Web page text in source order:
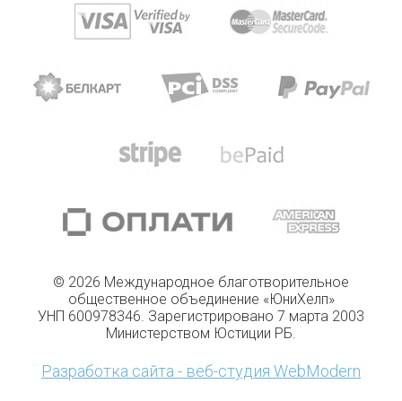
© 2026 Международное благотворительное
общественное объединение «ЮниХелп»
УНП 600978346. Зарегистрировано 7 марта 2003
Министерством Юстиции РБ.
Разработка сайта - веб-студия WebModern